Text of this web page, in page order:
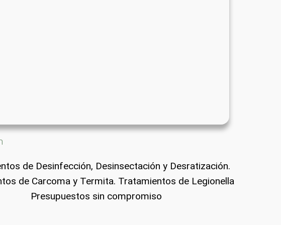
de Desinfección, Desinsectación y Desratización.
de Carcoma y Termita. Tratamientos de Legionella
Presupuestos sin compromiso